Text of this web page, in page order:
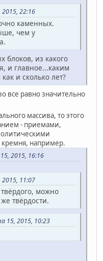
22:16
каменных.
чем у
блоков, из какого
и главное...каким
и сколько лет?
все равно значительно
массива, то этого
- приемами,
например.
2015, 16:16
11:07
можно
твёрдости.
15, 2015, 10:23